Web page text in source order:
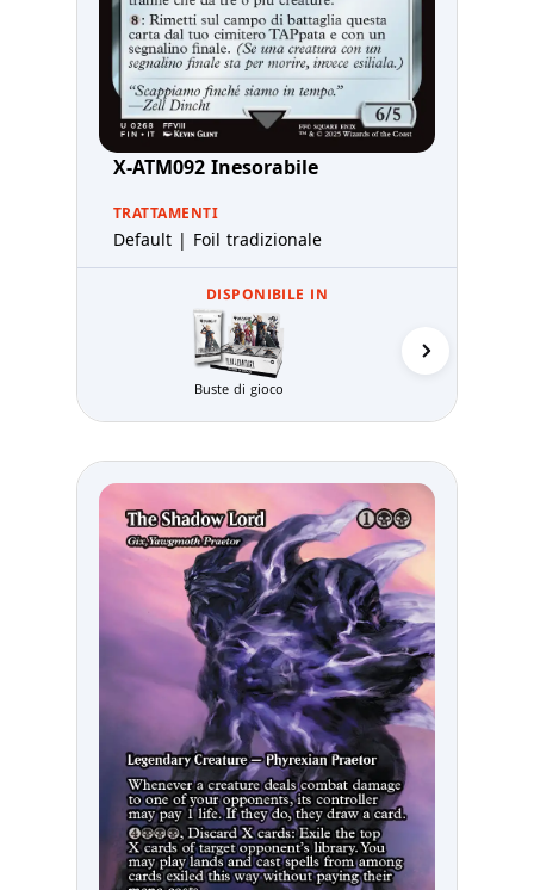
X-ATM092 Inesorabile
TRATTAMENTI
Default | Foil tradizionale
DISPONIBILE IN
Buste di gioco